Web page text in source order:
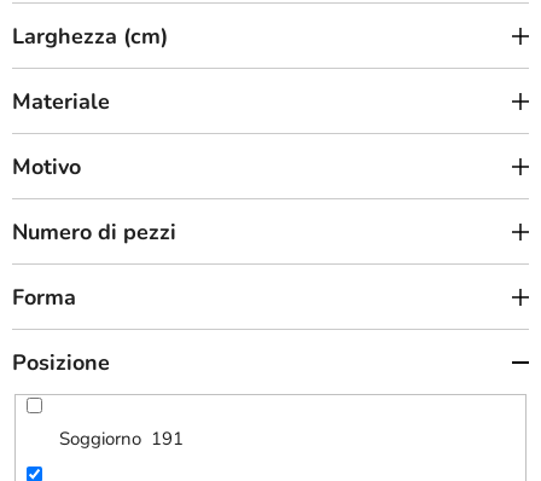
Larghezza (cm)
Materiale
Motivo
Numero di pezzi
Forma
Posizione
Soggiorno 191